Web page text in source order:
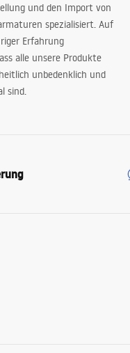
und den Import von
spezialisiert. Auf
Erfahrung
alle unsere Produkte
unbedenklich und
sind.